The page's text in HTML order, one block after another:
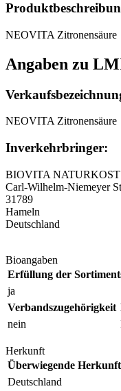
NEOVITA Zitronensäure
Angaben zu
NEOVITA Zitronensäure
Inverkehrbringer:
BIOVITA NATURKOST
Carl-Wilhelm-Niemeyer
31789
Hameln
Deutschland
Bioangaben
Erfüllung der
ja
Verbandszugehörigkeit
nein
Herkunft
Überwiegende
Deutschland